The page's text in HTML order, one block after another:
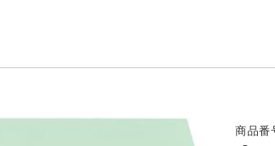
商品番